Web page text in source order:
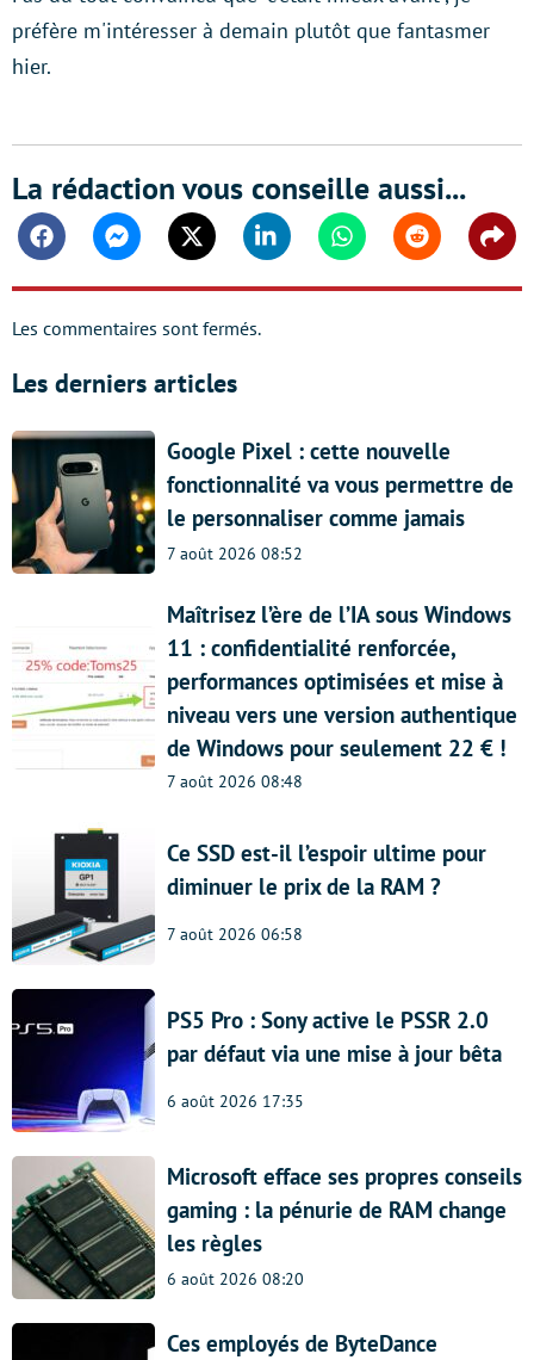
préfère m'intéresser à demain plutôt que fantasmer
hier.
La rédaction vous conseille aussi...
FacebookMessengerTwitter Linkedin WhatsappReddit
Les commentaires sont fermés.
Les derniers articles
Google Pixel : cette nouvelle
fonctionnalité va vous permettre de
le personnaliser comme jamais
7 août 2026 08:52
Maîtrisez l’ère de l’IA sous Windows
11 : confidentialité renforcée,
performances optimisées et mise à
niveau vers une version authentique
de Windows pour seulement 22 € !
7 août 2026 08:48
Ce SSD est-il l’espoir ultime pour
diminuer le prix de la RAM ?
7 août 2026 06:58
PS5 Pro : Sony active le PSSR 2.0
par défaut via une mise à jour bêta
6 août 2026 17:35
Microsoft efface ses propres conseils
gaming : la pénurie de RAM change
les règles
6 août 2026 08:20
Ces employés de ByteDance